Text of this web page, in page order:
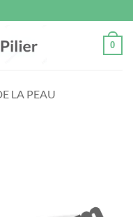
0
LA PEAU